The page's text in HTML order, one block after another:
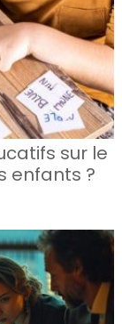
sur le
enfants ?